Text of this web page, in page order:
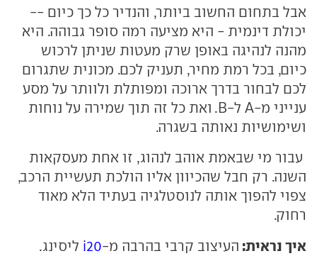
אבל בתחום החשוב ביותר, והנדיר כל כך כיום --
יכולת דינמית - היא מציעה רמה סופר גבוהה. היא
מהנה לנהיגה באופן שרק מעטות שניתן לרכוש
כיום, בכל רמת מחיר, תעניק לכם. מכונית שתגרום
לכם לבחור בדרך ארוכה ומפותלת ולוותר על מסע
ענייני מ-A ל-B. ואת כל זה תוך שמירה על נוחות
ושימושיות נאותה בשגרה.
עבור מי שבאמת אוהב לנהוג, זו אחת מעסקאות
השנה. רק חבל שהכיוון אליו הולכת תעשיית הרכב,
צפוי להפוך אותה לנוסטלגיה בעתיד הלא מאוד
רחוק.
איך נראית: העיצוב קרבי בהרבה מ-i20 ליסינג.